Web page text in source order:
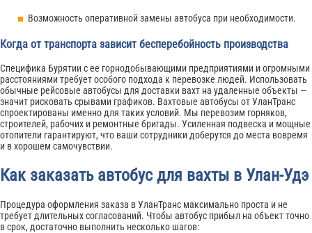
Возможность оперативной замены автобуса при необходимости.
Когда от транспорта зависит бесперебойность производства
Специфика Бурятии с ее горнодобывающими предприятиями и огромными
расстояниями требует особого подхода к перевозке людей. Использовать
обычные рейсовые автобусы для доставки вахт на удаленные объекты —
значит рисковать срывами графиков. Вахтовые автобусы от УланТранс
спроектированы именно для таких условий. Мы перевозим горняков,
строителей, рабочих и ремонтные бригады. Усиленная подвеска и мощные
отопители гарантируют, что ваши сотрудники доберутся до места вовремя
и в хорошем самочувствии.
Как заказать автобус для вахты в Улан-Удэ
Процедура оформления заказа в УланТранс максимально проста и не
требует длительных согласований. Чтобы автобус прибыл на объект точно
в срок, достаточно выполнить несколько шагов: